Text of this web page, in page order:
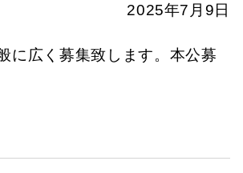
2025年7月9日
に広く募集致します。本公募